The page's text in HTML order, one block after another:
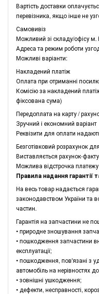
Вартість доставки
перевізника, якщо інше не
Самовивіз
Можливий зі складу/офісу м.
Адреса та режим роботи
Можливі варіанти:
Накладений платіж
Оплата при отриманні
Комісію за накладений
фіксована сума)
Передоплата на карту /
Зручний і економний варіант
Реквізити для оплати
Безготівковий розрахунок
Виставляється рахунок-
Можлива відстрочка платежу
Правила надання гарантії
На весь товар надається
законодавством України та
частин.
Гарантія на запчастини не
• природне зношування
• пошкодження запчастини
експлуатації;
• пошкодження, пов'язані з
автомобіль на нерівностях
• зовнішні ушкодження;
• дефекти, несправності,